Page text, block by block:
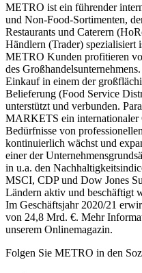
METRO ist ein führender
und Non-Food-Sortimenten,
Restaurants und Caterern
Händlern (Trader)
METRO Kunden profitieren
des
Einkauf in einem der
Belieferung (Food Service
unterstützt und verbunden.
MARKETS ein
Bedürfnisse von
kontinuierlich wächst und
einer der
in u.a. den
MSCI, CDP und Dow Jones
Ländern aktiv und beschäftigt
Im Geschäftsjahr 2020/21
von 24,8 Mrd. €. Mehr
unserem Onlinemagazin.
Folgen Sie METRO in den